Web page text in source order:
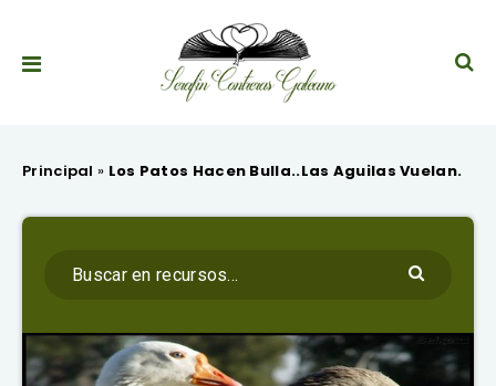
Principal » Los Patos Hacen Bulla..Las Aguilas Vuelan.